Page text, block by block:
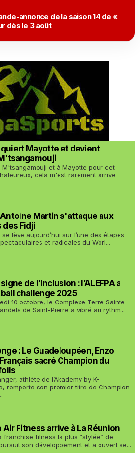
annonce de la saison 14 de «
dès le 3 août
Mayotte et devient
M'tsangamouji et à Mayotte pour cet
cela m'est rarement arrivé
Martin s'attaque aux
des Fidji
lève aujourd’hui sur l’une des étapes
et radicales du Worl...
de l’inclusion : l’ALEFPA a
challenge 2025
10 octobre, le Complexe Terre Sainte
de Saint-Pierre a vibré au rythm...
: Le Guadeloupéen, Enzo
sacré Champion du
athlète de l’Akademy by K-
remporte son premier titre de Champion
Air Fitness arrive à La Réunion
franchise fitness la plus “stylée” de
son développement et a ouvert se...